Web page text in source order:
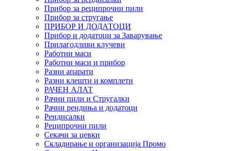
Прибор за реципрочни пили
Прибор за стругање
ПРИБОР И ДОДАТОЦИ
Прибор и додатоци за Заварување
Прилагодливи клучеви
Работни маси
Работни маси и прибор
Разни апарати
Разни клешти и комплети
РАЧЕН АЛАТ
Рачни пили и Стругалки
Рачни рендиња и додатоци
Рендисалки
Реципрочни пили
Секачи за цевки
Складирање и организација Промо